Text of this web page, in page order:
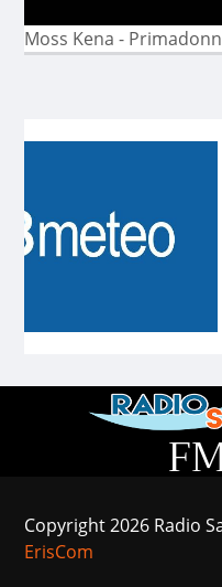
Moss Kena -
Copyright 2026 Radio
ErisCom